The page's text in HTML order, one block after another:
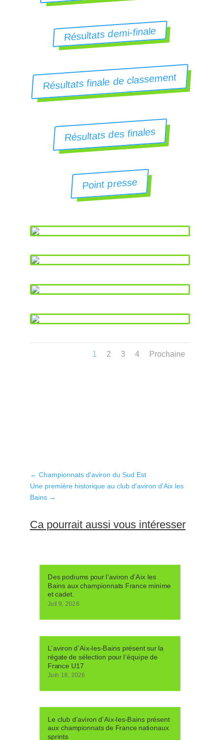
Résultats demi-finale
Résultats finale de classement
Résultats des finales
Point presse
1 2 3 4 Prochaine
← Championnats d'aviron du Sud Est
Une première historique au club d'aviron d'Aix les
Bains→
Ca pourrait aussi vous intéresser
Des podiums pour l’aviron d’Aix les
Bains aux championnats France minime
et cadet.
Juil 9, 2026
L’aviron d’Aix-les-Bains présent sur la
régate de sélection pour l’équipe de
France U17
Juin 18, 2026
Le club d’aviron d’Aix-les-Bains présent
aux championnats de France nationaux
sprints